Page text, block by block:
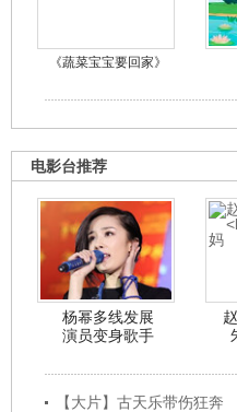
《蔬菜宝宝要回家》
电影台推荐
杨幂多线发展
演员变身歌手
【大片】古天乐带伤狂奔